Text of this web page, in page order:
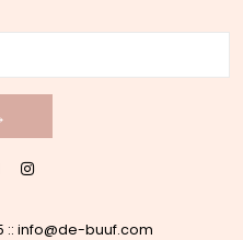
:: info@de-buuf.com